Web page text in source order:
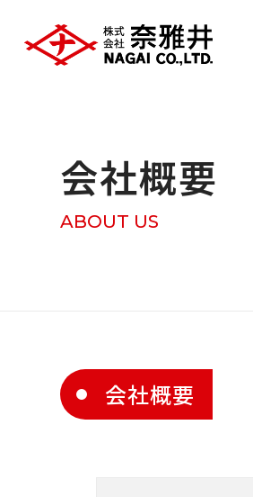
会社概要
ABOUT US
会社概要